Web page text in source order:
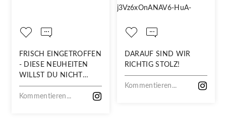
FRISCH EINGETROFFEN
- DIESE NEUHEITEN
WILLST DU NICHT
VERPASSEN!
Kommentieren...
DARAUF SIND WIR
RICHTIG STOLZ!
Kommentieren...